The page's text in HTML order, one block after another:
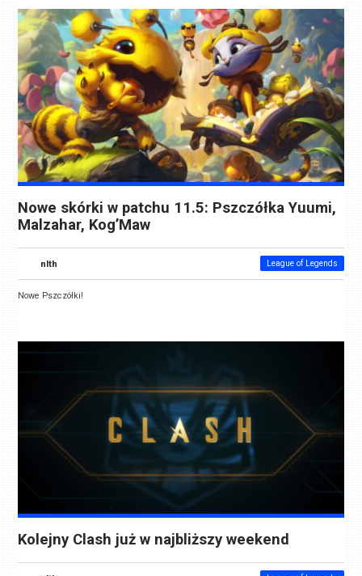
Nowe skórki w patchu 11.5: Pszczółka Yuumi,
Malzahar, Kog’Maw
nlth League of Legends
Nowe Pszczółki!
Kolejny Clash już w najbliższy weekend